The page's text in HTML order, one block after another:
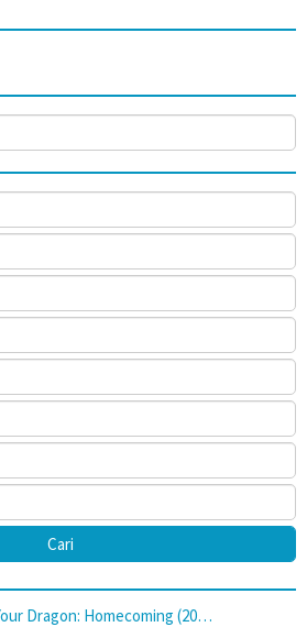
Dragon: Homecoming (20…